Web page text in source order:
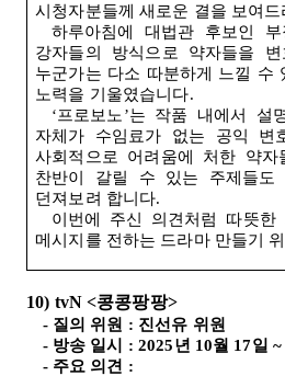
시청자분들께 새로운 결을 보여
하루아침에
대법관 후보인 부
강자들의
방식으로 약자들을
누군가는 다소 따분하게 느낄 수
노력을 기울였습니다.
‘프로보노 ’는 작품 내에서 설
자체가
수임료가 없는 공익 변
사회적으로 어려움에 처한
약자
찬반이
갈릴 수 있는 주제들도
던져보려 합니다.
이번에
주신 의견처럼 따뜻한
메시지를 전하는 드라마 만들기
10) tvN <콩콩팡팡>
- 질의 위원 : 진선유 위원
- 방송 일시 : 2025년 10월 17일 ~
- 주요 의견 :